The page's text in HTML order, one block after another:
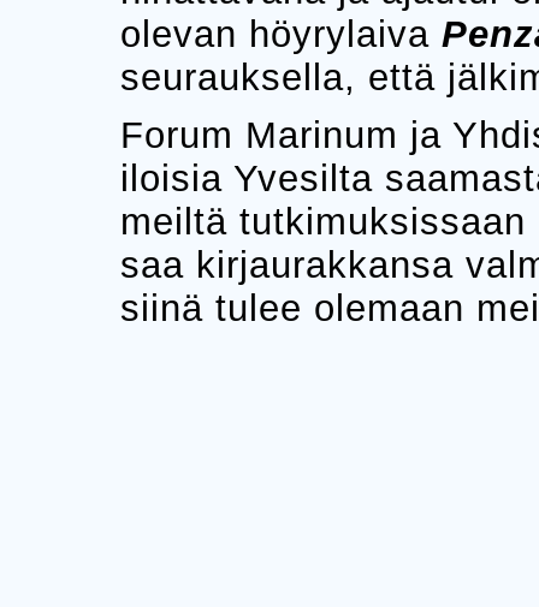
olevan höyrylaiva
seurauksella, että
Forum Marinum ja
iloisia Yvesilta
meiltä
saa kirjaurakkansa
siinä tulee olemaan